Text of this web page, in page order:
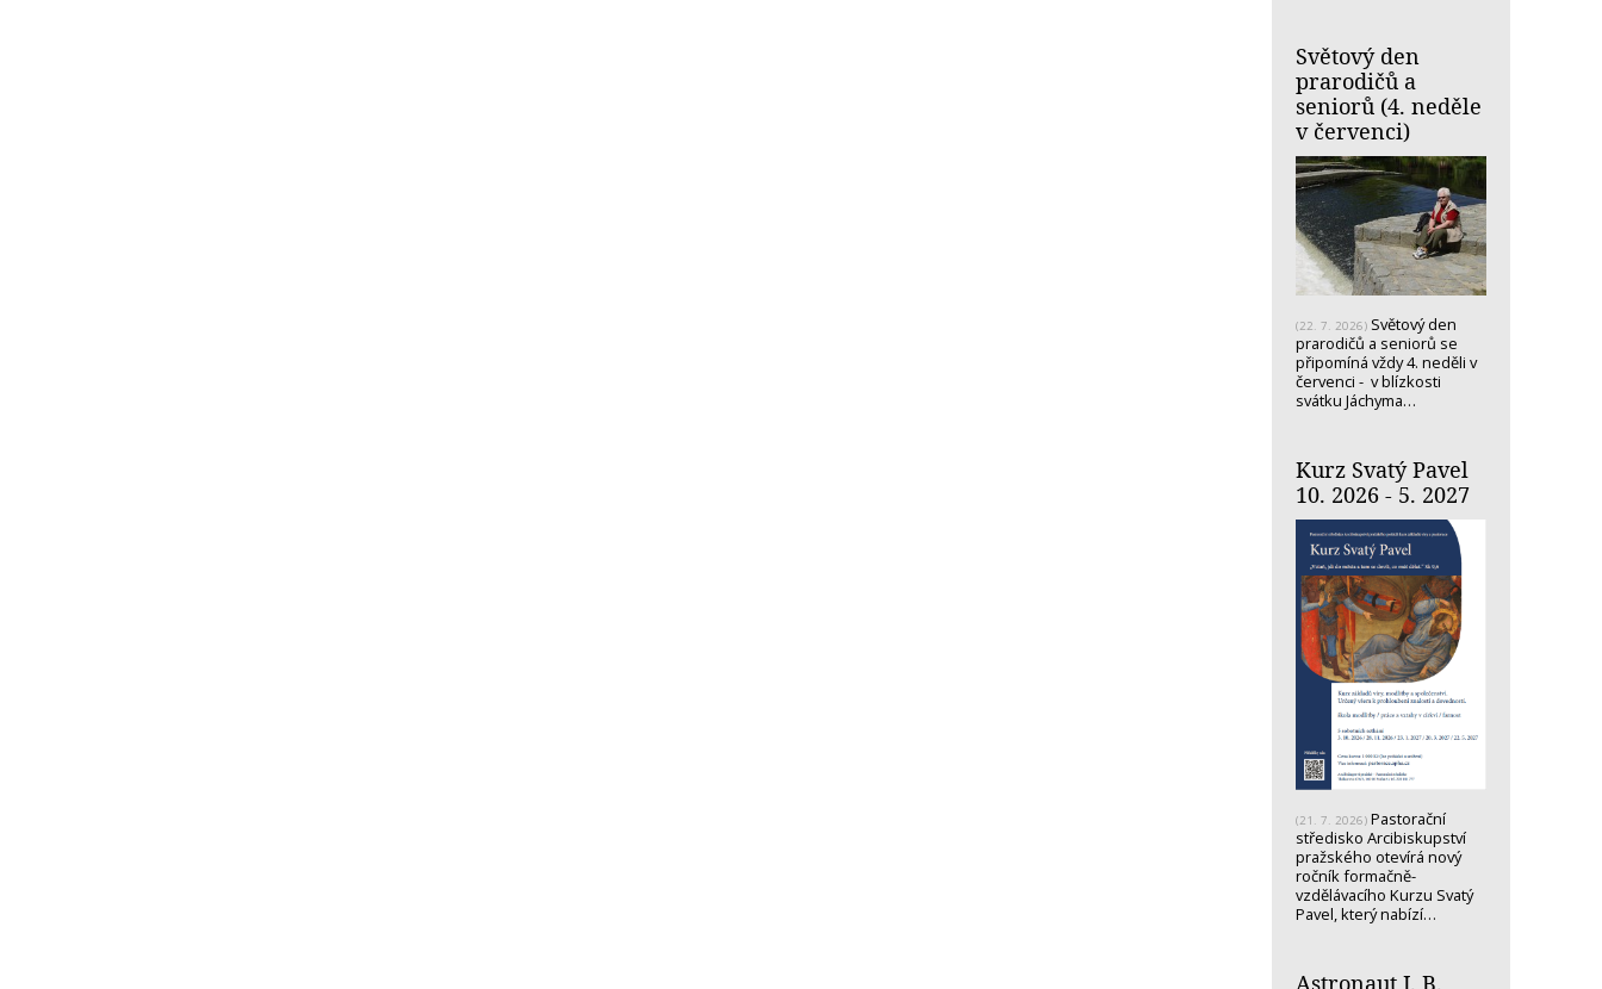
Světový den
prarodičů a
seniorů (4. neděle
v červenci)
(22. 7. 2026) Světový den
prarodičů a seniorů se
připomíná vždy 4. neděli v
červenci - v blízkosti
svátku Jáchyma…
Kurz Svatý Pavel
10. 2026 - 5. 2027
(21. 7. 2026) Pastorační
středisko Arcibiskupství
pražského otevírá nový
ročník formačně-
vzdělávacího Kurzu Svatý
Pavel, který nabízí…
Astronaut J. B.